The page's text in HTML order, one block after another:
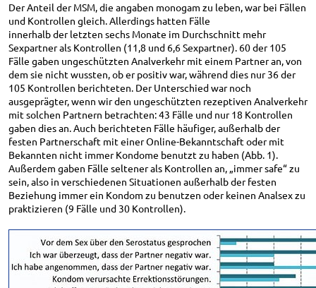
Der Anteil der MSM, die angaben monogam zu leben, war bei Fällen
und Kontrollen gleich. Allerdings hatten Fälle
innerhalb der letzten sechs Monate im Durchschnitt mehr
Sexpartner als Kontrollen (11,8 und 6,6 Sexpartner). 60 der 105
Fälle gaben ungeschützten Analverkehr mit einem Partner an, von
dem sie nicht wussten, ob er positiv war, während dies nur 36 der
105 Kontrollen berichteten. Der Unterschied war noch
ausgeprägter, wenn wir den ungeschützten rezeptiven Analverkehr
mit solchen Partnern betrachten: 43 Fälle und nur 18 Kontrollen
gaben dies an. Auch berichteten Fälle häufiger, außerhalb der
festen Partnerschaft mit einer Online-Bekanntschaft oder mit
Bekannten nicht immer Kondome benutzt zu haben (Abb. 1).
Außerdem gaben Fälle seltener als Kontrollen an, „immer safe“ zu
sein, also in verschiedenen Situationen außerhalb der festen
Beziehung immer ein Kondom zu benutzen oder keinen Analsex zu
praktizieren (9 Fälle und 30 Kontrollen).